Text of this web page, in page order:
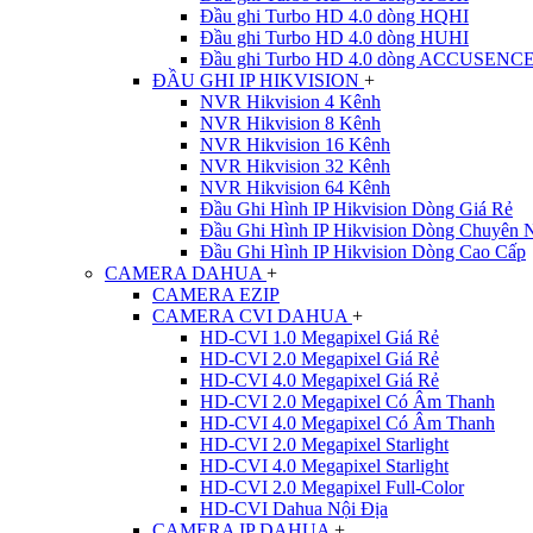
Đầu ghi Turbo HD 4.0 dòng HQHI
Đầu ghi Turbo HD 4.0 dòng HUHI
Đầu ghi Turbo HD 4.0 dòng ACCUSENCE
ĐẦU GHI IP HIKVISION +
NVR Hikvision 4 Kênh
NVR Hikvision 8 Kênh
NVR Hikvision 16 Kênh
NVR Hikvision 32 Kênh
NVR Hikvision 64 Kênh
Đầu Ghi Hình IP Hikvision Dòng Giá Rẻ
Đầu Ghi Hình IP Hikvision Dòng Chuyên
Đầu Ghi Hình IP Hikvision Dòng Cao Cấp
CAMERA DAHUA +
CAMERA EZIP
CAMERA CVI DAHUA +
HD-CVI 1.0 Megapixel Giá Rẻ
HD-CVI 2.0 Megapixel Giá Rẻ
HD-CVI 4.0 Megapixel Giá Rẻ
HD-CVI 2.0 Megapixel Có Âm Thanh
HD-CVI 4.0 Megapixel Có Âm Thanh
HD-CVI 2.0 Megapixel Starlight
HD-CVI 4.0 Megapixel Starlight
HD-CVI 2.0 Megapixel Full-Color
HD-CVI Dahua Nội Địa